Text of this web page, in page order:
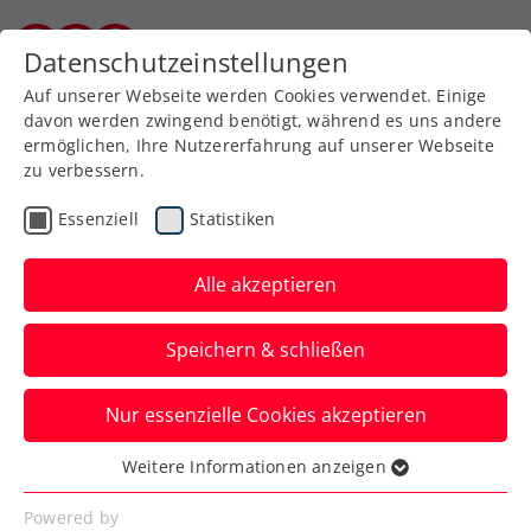
Zurück zur Newsübersicht
Turniere
Tennis Europe Juniors
Tour: Ujvary in Ptuj von
Verletzung gestoppt
Eine tolle Turnierwoche von Matthias
Ujvary beim Terme Open im
slowenischen Ptuj endete bitter. Der
Güssinger zog sich eine Rückenverletzung
zu, welche ihm aller Chancen in den U16
Datenschutzeinstellungen
Auf unserer Webseite werden Cookies verwendet. Einige
davon werden zwingend benötigt, während es uns andere
ermöglichen, Ihre Nutzererfahrung auf unserer Webseite
zu verbessern.
Essenziell Statistiken
Alle akzeptieren
Speichern & schließen
Nur essenzielle Cookies akzeptieren
Essenziell
Essenzielle Cookies werden für grundlegende
Weitere Informationen anzeigen
Powered by